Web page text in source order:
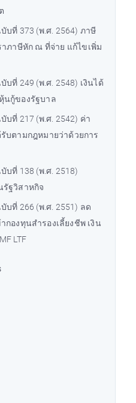
บที่ 373 (พ.ศ. 2564) ภาษี
าภาษีหัก ณ ที่จ่าย แก้ไขเพิ่ม
บที่ 249 (พ.ศ. 2548) เงินได้
นกู้ของรัฐบาล
บที่ 217 (พ.ศ. 2542) ค่า
บตามกฎหมายว่าด้วยการ
บที่ 138 (พ.ศ. 2518)
ฐวิสาหกิจ
บที่ 266 (พ.ศ. 2551) ลด
กองทุนสำรองเลี้ยงชีพ เงิน
LTF